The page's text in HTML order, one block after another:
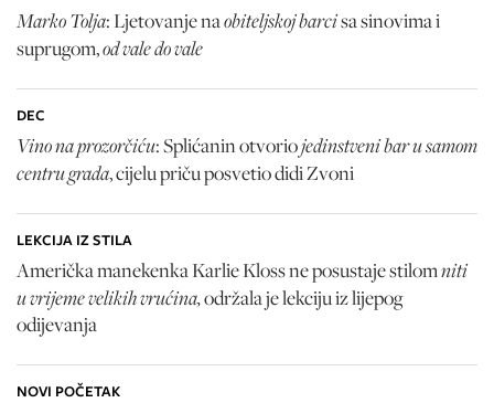
Marko Tolja: Ljetovanje naobiteljskoj barcisa sinovima i
suprugom,od vale do vale
DEC
Vino na prozorčiću: Splićanin otvoriojedinstveni bar u samom
centru grada, cijelu priču posvetio didi Zvoni
LEKCIJA IZ STILA
Američka manekenka Karlie Kloss ne posustaje stilomniti
u vrijeme velikih vrućina,održala je lekciju iz lijepog
odijevanja
NOVI POČETAK